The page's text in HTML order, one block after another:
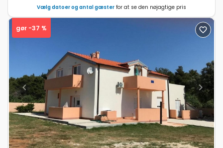
Vælg datoer og antal gæster for at se den nøjagtige pris
Previous Next
gør -37 %